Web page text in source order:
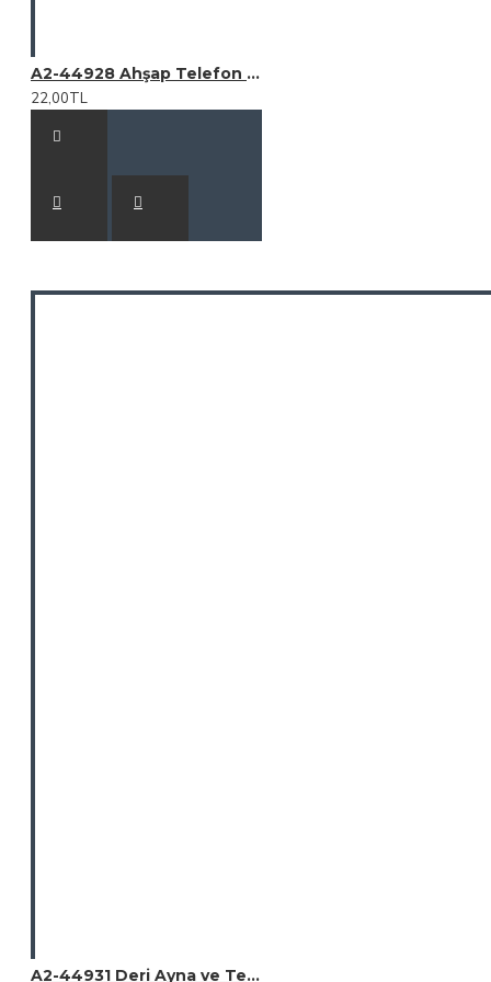
A2-44928 Ahşap Telefon Tutucu
22,00TL
A2-44931 Deri Ayna ve Telefon Standı